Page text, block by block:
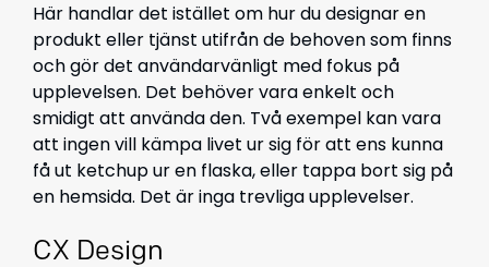
Här handlar det istället om hur du designar en
produkt eller tjänst utifrånde behoven som finns
och gör det användarvänligt med fokus på
upplevelsen. Det behöver vara enkelt och
smidigt att använda den. Två exempel kan vara
att ingen vill kämpa livet ur sig för att ens kunna
få ut ketchup ur en flaska, eller tappa bort sig på
en hemsida. Det är inga trevliga upplevelser.
CX Design